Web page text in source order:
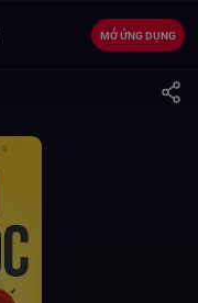
MỞ ỨNG DỤNG